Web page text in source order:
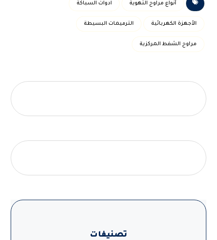
أنواع مراوح التهوية ادوات السباكة
الأجهزة الكهربائية الترميمات البسيطة
مراوح الشفط المركزية
تصنيفات